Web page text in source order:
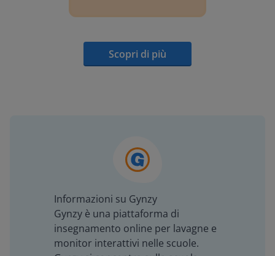
Scopri di più
Informazioni su Gynzy
Gynzy è una piattaforma di
insegnamento online per lavagne e
monitor interattivi nelle scuole.